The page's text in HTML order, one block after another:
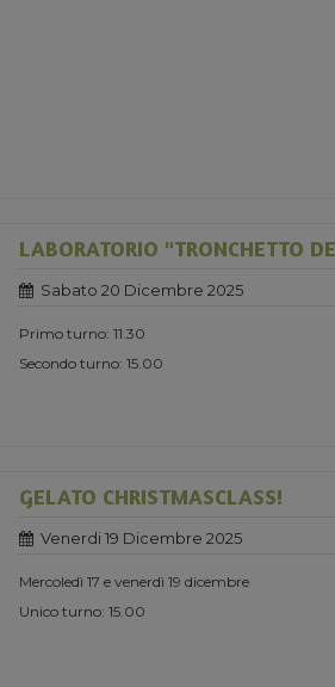
LABORATORIO "TRONCHETTO
Sabato 20 Dicembre 2025
Primo turno: 11.30
Secondo turno: 15.00
GELATO CHRISTMASCLASS!
Venerdi 19 Dicembre 2025
Mercoledì 17 e venerdì 19 dicembre
Unico turno: 15.00